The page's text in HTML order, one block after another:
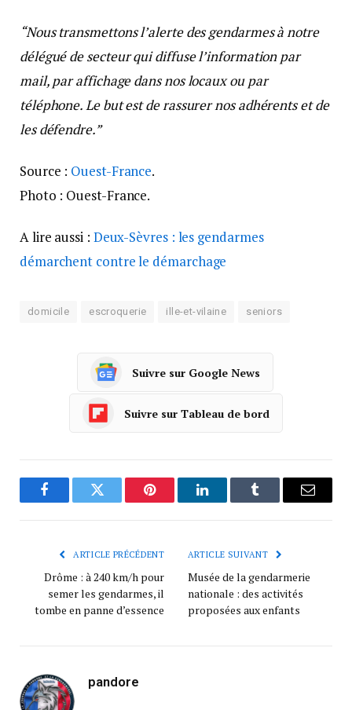
“Nous transmettons l’alerte des gendarmes à notre
délégué de secteur qui diffuse l’information par
mail, par affichage dans nos locaux ou par
téléphone. Le but est de rassurer nos adhérents et de
les défendre.”
Source : Ouest-France.
Photo : Ouest-France.
A lire aussi : Deux-Sèvres : les gendarmes
démarchent contre le démarchage
domicile escroquerie ille-et-vilaine seniors
Suivre sur Google News
Suivre sur Tableau de bord
FacebookTwitter Pinterest LinkedInTumblr
ARTICLE PRÉCÉDENT
Drôme : à 240 km/h pour
semer les gendarmes, il
tombe en panne d’essence
ARTICLE SUIVANT
Musée de la gendarmerie
nationale : des activités
proposées aux enfants
pandore